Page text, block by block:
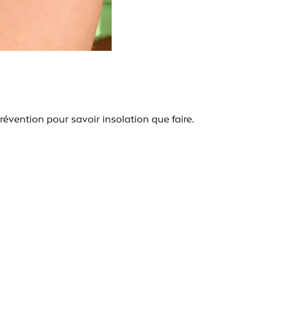
pour savoir insolation que faire.